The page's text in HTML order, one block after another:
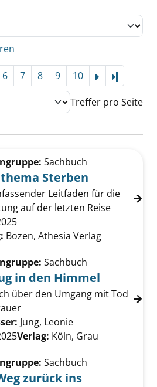
6 7 8 9 10
Treffer pro Seite
von Tabuthema Sterben
Sachbuch
Sterben
Leitfaden für die
auf der letzten Reise
diesem Verfasser
Bozen, Athesia Verlag
von Umzug in den Himmel
Sachbuch
in den Himmel
über den Umgang mit Tod
Jung, Leonie
Verlag: Köln, Grau
Sachbuch
zurück ins